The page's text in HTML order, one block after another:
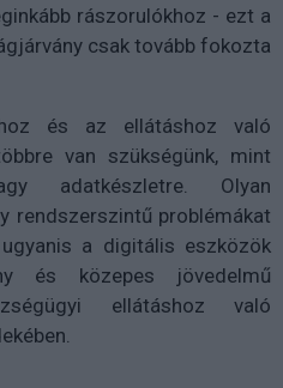
rászorulókhoz - ezt a
csak tovább fokozta
és az ellátáshoz való
van szükségünk, mint
adatkészletre. Olyan
rendszerszintű problémákat
a digitális eszközök
és közepes jövedelmű
ellátáshoz való